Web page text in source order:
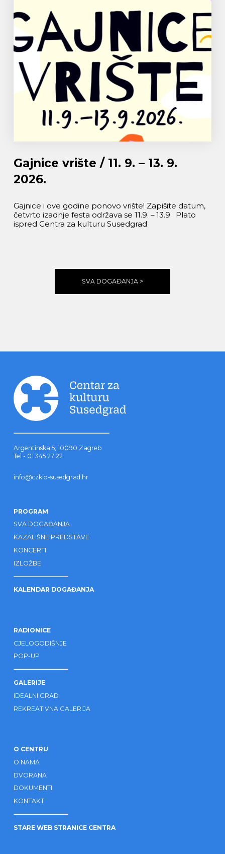
Gajnice vrište / 11. 9. – 13. 9.
2026.
Gajnice i ove godine ponovo vrište! Zapišite datum,
četvrto izadnje festa održava se 11.9. – 13.9. Plato
ispred Centra za kulturu Susedgrad
SVA DOGAĐANJA >
Argentinska 5, 10090 Zagreb
Tel - 01 345 27 22
info@czkio-susedgrad.hr
PROGRAM
SVA DOGAĐANJA
KAZALIŠNE PREDSTAVE
KONCERTI
IZLOŽBE
KALENDAR DOGAĐANJA
RADIONICE
CJELOGODIŠNJE
POP-UP
GALERIJE
IDEALNI GRAD
REKREATIVNA GALERIJA
O CENTRU
O NAMA
DVORANA
DOKUMENTI
KONTAKT
STARE WEB STRANICE CENTRA